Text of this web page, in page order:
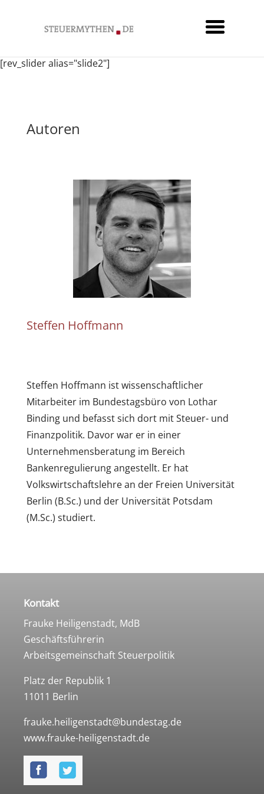
[rev_slider alias="slide2"]
Autoren
Steffen Hoffmann
Steffen Hoffmann ist wissenschaftlicher
Mitarbeiter im Bundestagsbüro von Lothar
Binding und befasst sich dort mit Steuer- und
Finanzpolitik. Davor war er in einer
Unternehmensberatung im Bereich
Bankenregulierung angestellt. Er hat
Volkswirtschaftslehre an der Freien Universität
Berlin (B.Sc.) und der Universität Potsdam
(M.Sc.) studiert.
Kontakt
Frauke Heiligenstadt, MdB
Geschäftsführerin
Arbeitsgemeinschaft Steuerpolitik
Platz der Republik 1
11011 Berlin
frauke.heiligenstadt@bundestag.de
www.frauke-heiligenstadt.de